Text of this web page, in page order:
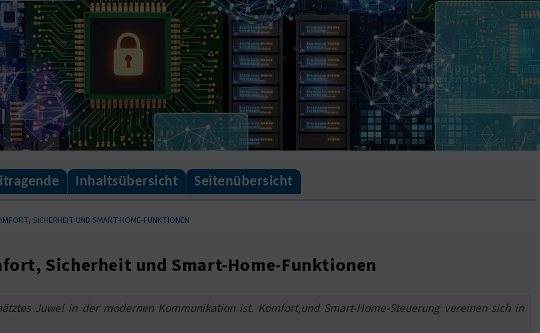
Inhaltsübersicht Seitenübersicht
SICHERHEIT UND SMART-HOME-FUNKTIONEN
Sicherheit und Smart-Home-Funktionen
Juwel in der modernen Kommunikation ist. Komfort,und Smart-Home-Steuerung vereinen sich in